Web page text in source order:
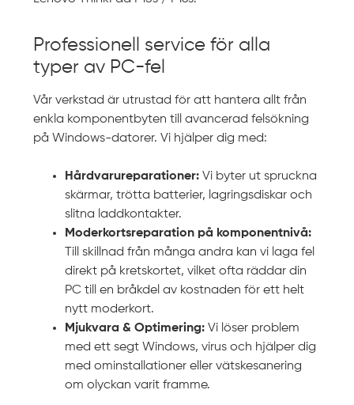
Professionell service för alla
typer av PC-fel
Vår verkstad är utrustad för att hantera allt från
enkla komponentbyten till avancerad felsökning
på Windows-datorer. Vi hjälper dig med:
Hårdvarureparationer: Vi byter ut spruckna
skärmar, trötta batterier, lagringsdiskar och
slitna laddkontakter.
Moderkortsreparation på komponentnivå:
Till skillnad från många andra kan vi laga fel
direkt på kretskortet, vilket ofta räddar din
PC till en bråkdel av kostnaden för ett helt
nytt moderkort.
Mjukvara & Optimering: Vi löser problem
med ett segt Windows, virus och hjälper dig
med ominstallationer eller vätskesanering
om olyckan varit framme.